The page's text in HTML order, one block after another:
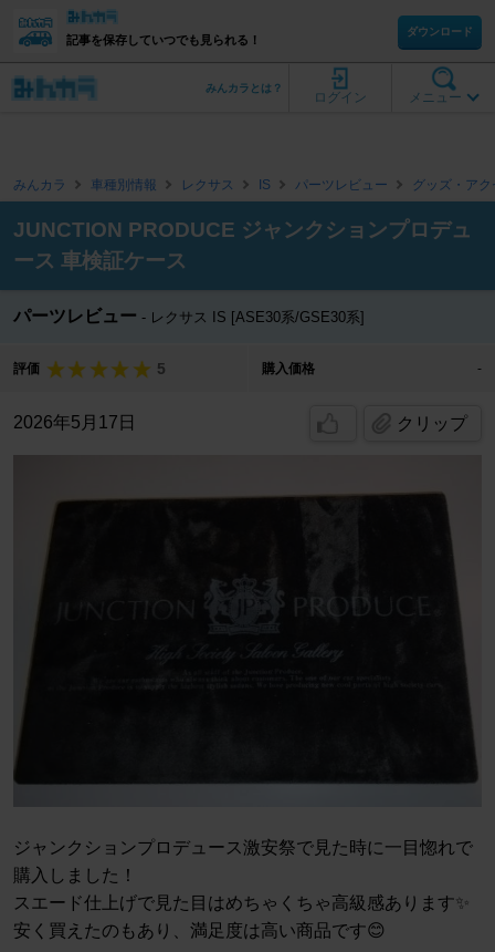
記事を保存していつでも見られる！
ダウンロード
メニュー
ログイン
みんカラとは？
みんカラ 車種別情報 レクサス IS パーツレビュー グッズ・ア
JUNCTION PRODUCE ジャンクションプロデュ
ース 車検証ケース
パーツレビュー レクサス IS [ASE30系/GSE30系]
評価 5 購入価格 -
2026年5月17日 クリップ
ジャンクションプロデュース激安祭で見た時に一目惚れで
購入しました！
スエード仕上げで見た目はめちゃくちゃ高級感あります✨️
安く買えたのもあり、満足度は高い商品です😊